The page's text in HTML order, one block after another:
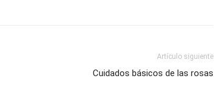
Artículo siguiente
Cuidados básicos de las rosas